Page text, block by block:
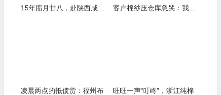
15年腊月廿八，赴陕西咸阳
客户棉纱压仓库急哭：我们
凌晨两点的抵债货：福州布
旺旺一声“叮咚”，浙江纯棉